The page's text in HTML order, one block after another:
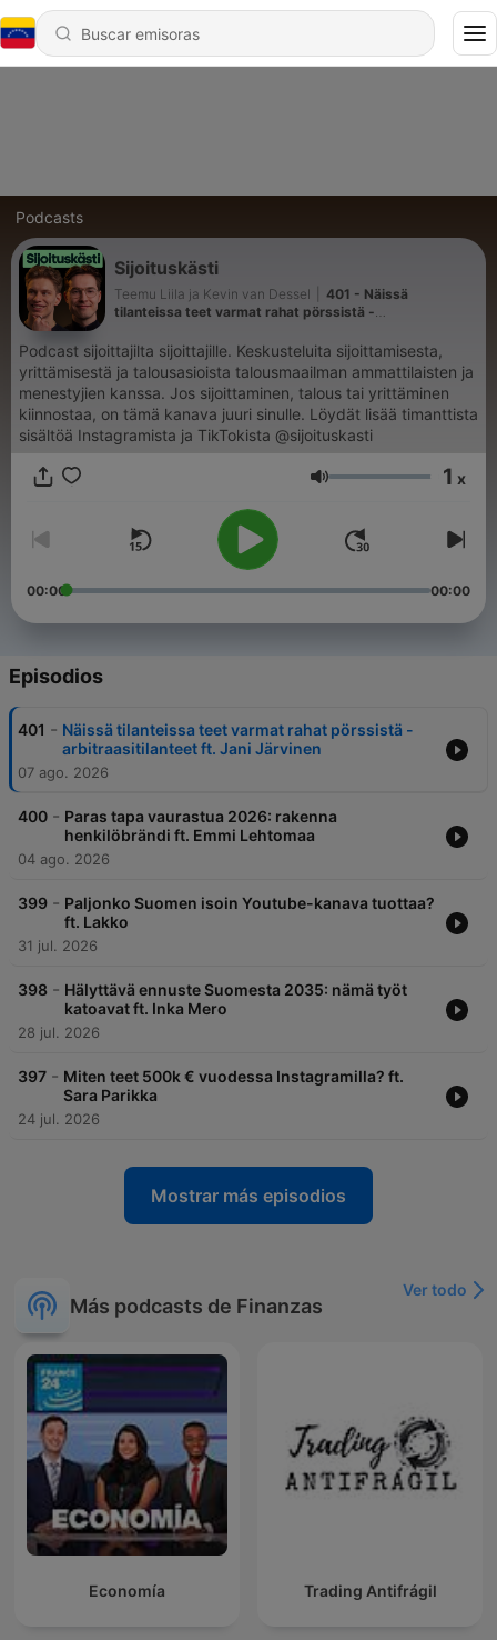
Podcasts
Sijoituskästi
Teemu Liila ja Kevin van Dessel
401 - Näissä
tilanteissa teet varmat rahat pörssistä -
Podcast sijoittajilta sijoittajille. Keskusteluita sijoittamisesta,
yrittämisestä ja talousasioista talousmaailman ammattilaisten ja
menestyjien kanssa. Jos sijoittaminen, talous tai yrittäminen
kiinnostaa, on tämä kanava juuri sinulle. Löydät lisää timanttista
sisältöä Instagramista ja TikTokista @sijoituskasti
Volumen 1 x
00:00 00:00
Episodios
401 - Näissä tilanteissa teet varmat rahat pörssistä -
arbitraasitilanteet ft. Jani Järvinen
07 ago. 2026
400 - Paras tapa vaurastua 2026: rakenna
henkilöbrändi ft. Emmi Lehtomaa
04 ago. 2026
399 - Paljonko Suomen isoin Youtube-kanava tuottaa?
ft. Lakko
31 jul. 2026
398 - Hälyttävä ennuste Suomesta 2035: nämä työt
katoavat ft. Inka Mero
28 jul. 2026
397 - Miten teet 500k € vuodessa Instagramilla? ft.
Sara Parikka
24 jul. 2026
Mostrar más episodios
Más podcasts de Finanzas
Ver todo
Economía Trading Antifrágil